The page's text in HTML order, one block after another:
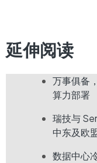
延伸阅读​
万事俱备
算力部署
瑞技与
中东及欧
数据中心